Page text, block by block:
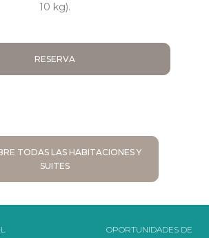
10 kg).
RESERVA
TODAS LAS HABITACIONES Y
SUITES
OPORTUNIDADES DE